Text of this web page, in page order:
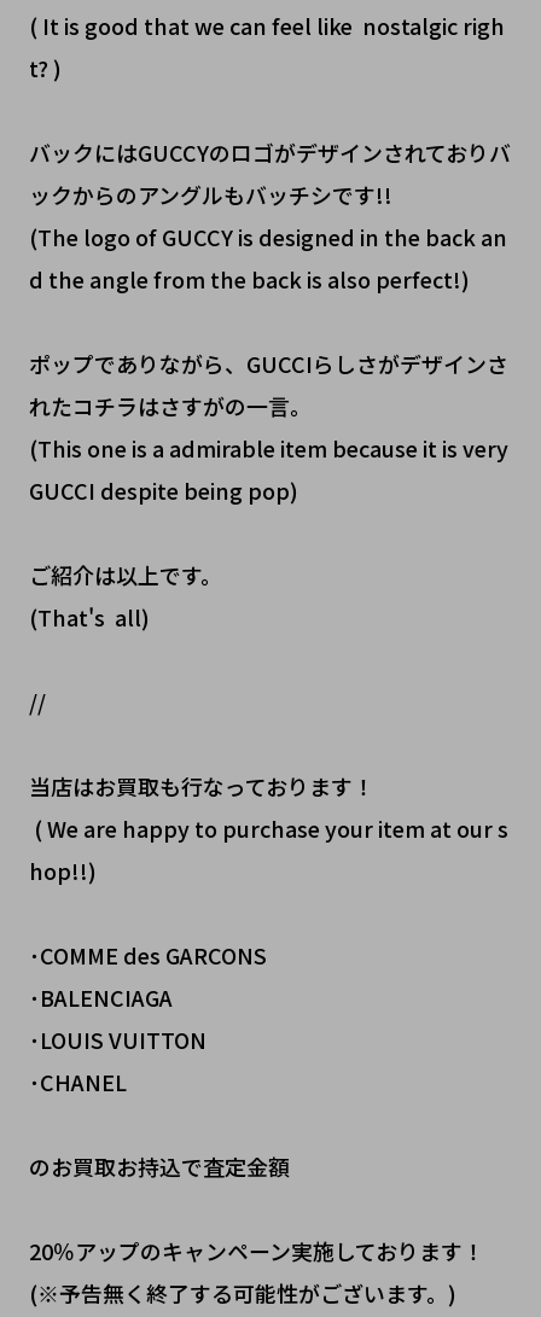
( It is good that we can feel like nostalgic righ
t? )
バックにはGUCCYのロゴがデザインされておりバ
ックからのアングルもバッチシです!!
(The logo of GUCCY is designed in the back an
d the angle from the back is also perfect!)
ポップでありながら、GUCCIらしさがデザインさ
れたコチラはさすがの一言。
(This one is a admirable item because it is very
GUCCI despite being pop)
ご紹介は以上です。
(That's all)
//
当店はお買取も行なっております！
( We are happy to purchase your item at our s
hop!!)
･COMME des GARCONS
･BALENCIAGA
･LOUIS VUITTON
･CHANEL
のお買取お持込で査定金額
20％アップのキャンペーン実施しております！
(※予告無く終了する可能性がございます。)